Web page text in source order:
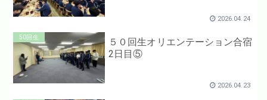
2026.04.24
50回生
５０回生オリエンテーション合宿
2日目⑤
2026.04.23